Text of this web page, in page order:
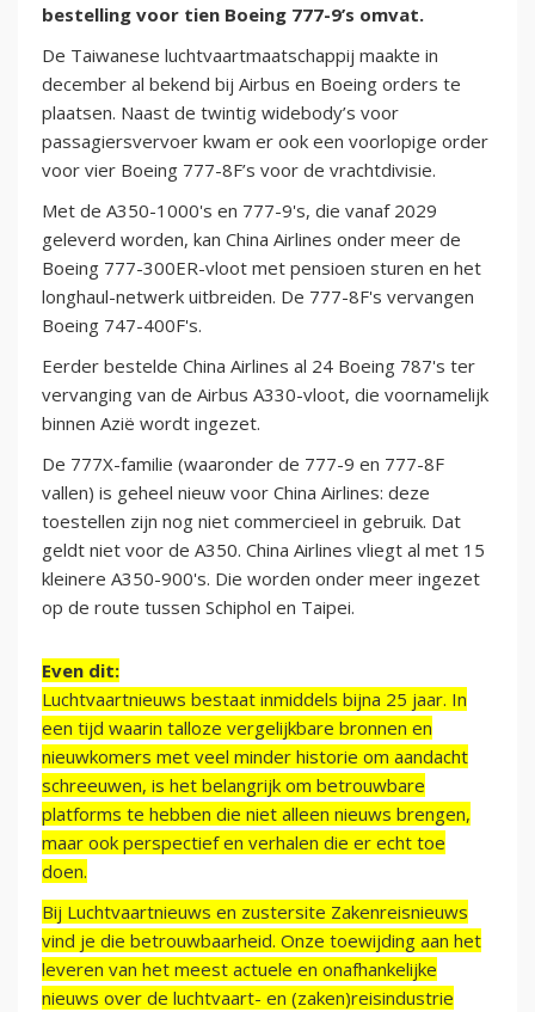
bestelling voor tien Boeing 777-9’s omvat.
De Taiwanese luchtvaartmaatschappij maakte in
december al bekend bij Airbus en Boeing orders te
plaatsen. Naast de twintig widebody’s voor
passagiersvervoer kwam er ook een voorlopige order
voor vier Boeing 777-8F’s voor de vrachtdivisie.
Met de A350-1000's en 777-9's, die vanaf 2029
geleverd worden, kan China Airlines onder meer de
Boeing 777-300ER-vloot met pensioen sturen en het
longhaul-netwerk uitbreiden. De 777-8F's vervangen
Boeing 747-400F's.
Eerder bestelde China Airlines al 24 Boeing 787's ter
vervanging van de Airbus A330-vloot, die voornamelijk
binnen Azië wordt ingezet.
De 777X-familie (waaronder de 777-9 en 777-8F
vallen) is geheel nieuw voor China Airlines: deze
toestellen zijn nog niet commercieel in gebruik. Dat
geldt niet voor de A350. China Airlines vliegt al met 15
kleinere A350-900's. Die worden onder meer ingezet
op de route tussen Schiphol en Taipei.
Even dit:
Luchtvaartnieuws bestaat inmiddels bijna 25 jaar. In
een tijd waarin talloze vergelijkbare bronnen en
nieuwkomers met veel minder historie om aandacht
schreeuwen, is het belangrijk om betrouwbare
platforms te hebben die niet alleen nieuws brengen,
maar ook perspectief en verhalen die er echt toe
doen.
Bij Luchtvaartnieuws en zustersite Zakenreisnieuws
vind je die betrouwbaarheid. Onze toewijding aan het
leveren van het meest actuele en onafhankelijke
nieuws over de luchtvaart- en (zaken)reisindustrie